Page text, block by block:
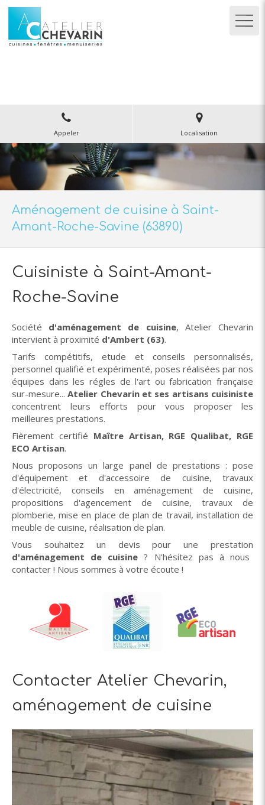
Appeler Localisation
Aménagement de cuisine à Saint-
Amant-Roche-Savine (63890)
Cuisiniste à Saint-Amant-
Roche-Savine
Société d'aménagement de cuisine, Atelier Chevarin
intervient à proximité d'Ambert (63).
Tarifs compétitifs, etude et conseils personnalisés,
personnel qualifié et expérimenté, poses réalisées par nos
équipes dans les régles de l'art ou fabrication française
sur-mesure...Atelier Chevarin et ses artisans cuisiniste
concentrent leurs efforts pour vous proposer les
meilleures prestations.
Fièrement certifié Maître Artisan, RGE Qualibat, RGE
ECO Artisan.
Nous proposons un large panel de prestations : pose
d'équipement et d'accessoire de cuisine, travaux
d'électricité, conseils en aménagement de cuisine,
propositions d'agencement de cuisine, travaux de
plomberie, mise en place de plan de travail, installation de
meuble de cuisine, réalisation de plan.
Vous souhaitez un devis pour une prestation
d'aménagement de cuisine ? N'hésitez pas à nous
contacter ! Nous sommes à votre écoute !
Contacter Atelier Chevarin,
aménagement de cuisine